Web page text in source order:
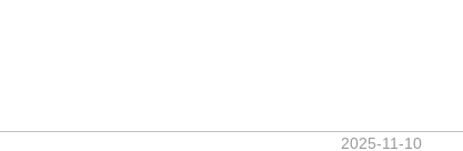
2025-11-10